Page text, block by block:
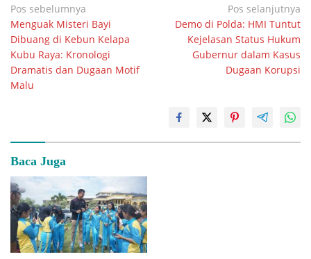
Navigasi
pos
Pos sebelumnya
Menguak Misteri Bayi
Dibuang di Kebun Kelapa
Kubu Raya: Kronologi
Dramatis dan Dugaan Motif
Malu
Pos selanjutnya
Demo di Polda: HMI Tuntut
Kejelasan Status Hukum
Gubernur dalam Kasus
Dugaan Korupsi
Baca Juga